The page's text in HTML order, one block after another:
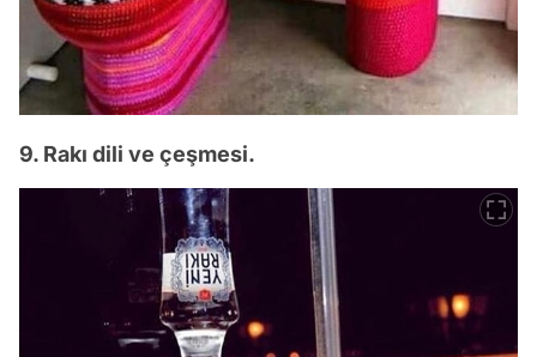
9. Rakı dili ve çeşmesi.